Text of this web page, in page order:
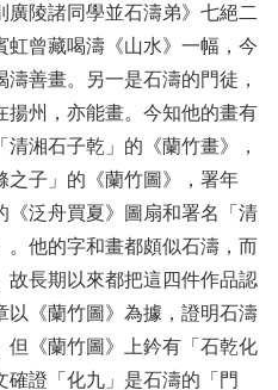
陵諸同學並石濤弟》七絕二
曾藏喝濤《山水》一幅，今
善畫。另一是石濤的門徒，
州，亦能畫。今知他的畫有
湘石子乾」的《蘭竹畫》，
子」的《蘭竹圖》，署年
《泛舟買夏》圖扇和署名「清
他的字和畫都頗似石濤，而
故長期以來都把這四件作品認
《蘭竹圖》為據，證明石濤
但《蘭竹圖》上鈐有「石乾化
證「化九」是石濤的「門